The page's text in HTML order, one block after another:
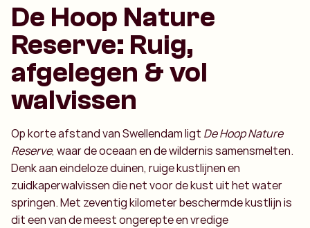
De Hoop Nature
Reserve: Ruig,
afgelegen & vol
walvissen
Op korte afstand van Swellendam ligt De Hoop Nature
Reserve, waar de oceaan en de wildernis samensmelten.
Denk aan eindeloze duinen, ruige kustlijnen en
zuidkaperwalvissen die net voor de kust uit het water
springen. Met zeventig kilometer beschermde kustlijn is
dit een van de meest ongerepte en vredige